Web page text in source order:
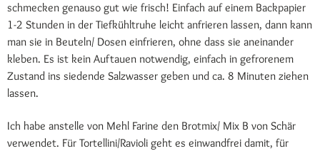
schmecken genauso gut wie frisch! Einfach auf einem Backpapier
1-2 Stunden in der Tiefkühltruhe leicht anfrieren lassen, dann kann
man sie in Beuteln/ Dosen einfrieren, ohne dass sie aneinander
kleben. Es ist kein Auftauen notwendig, einfach in gefrorenem
Zustand ins siedende Salzwasser geben und ca. 8 Minuten ziehen
lassen.
Ich habe anstelle von Mehl Farine den Brotmix/ Mix B von Schär
verwendet. Für Tortellini/Ravioli geht es einwandfrei damit, für